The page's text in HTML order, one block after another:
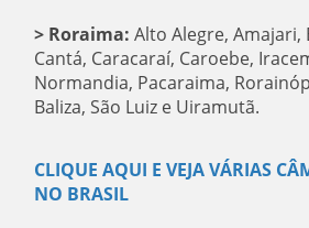
> Roraima: Alto Alegre, Amajari,
Cantá, Caracaraí, Caroebe,
Normandia, Pacaraima,
Baliza, São Luiz e Uiramutã.
CLIQUE AQUI E VEJA VÁRIAS
NO BRASIL